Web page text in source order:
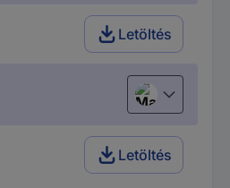
Letöltés
Magyar
Letöltés